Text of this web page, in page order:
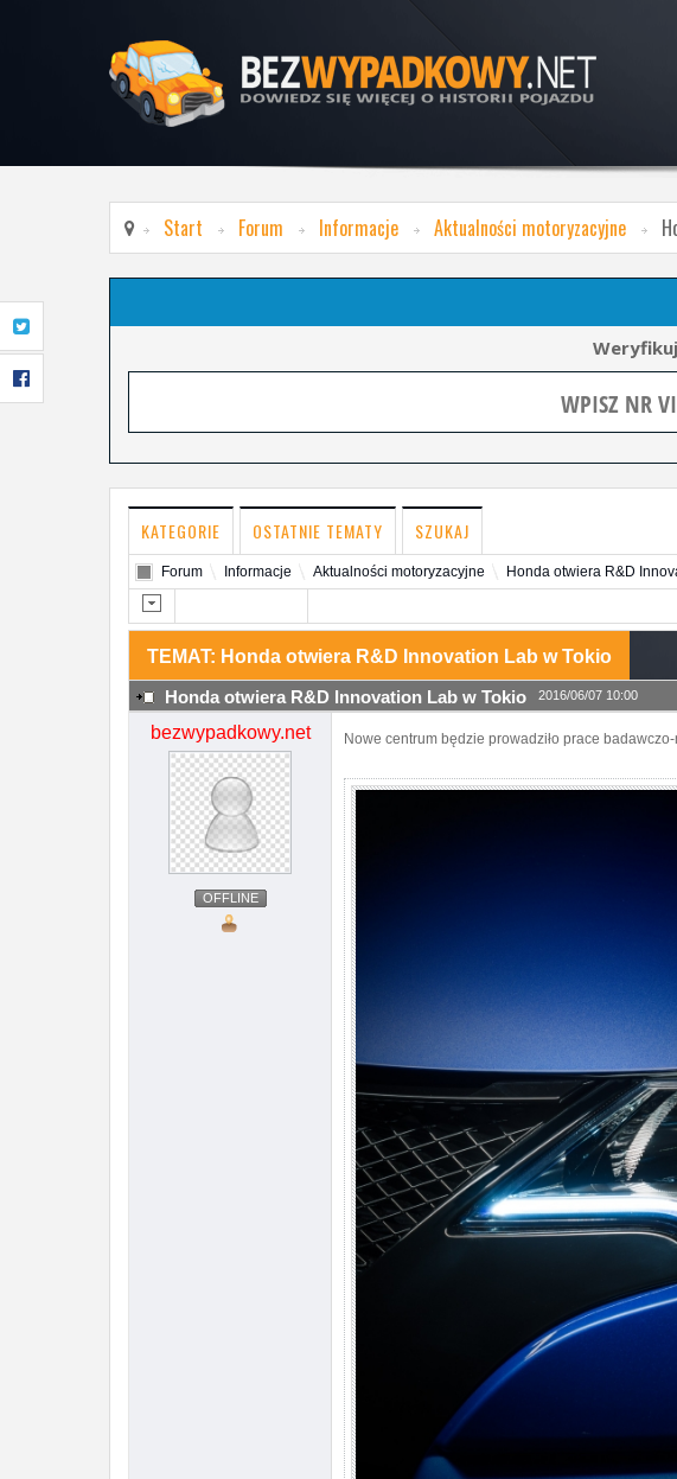
Start Forum Informacje Aktualności motoryzacyjne
KATEGORIE OSTATNIE TEMATY SZUKAJ
Forum Informacje Aktualności motoryzacyjne Honda otwiera R&D
TEMAT: Honda otwiera R&D Innovation Lab w Tokio
Honda otwiera R&D Innovation Lab w Tokio 2016/06/07 10:00
bezwypadkowy.net
OFFLINE
Nowe centrum będzie prowadziło prace